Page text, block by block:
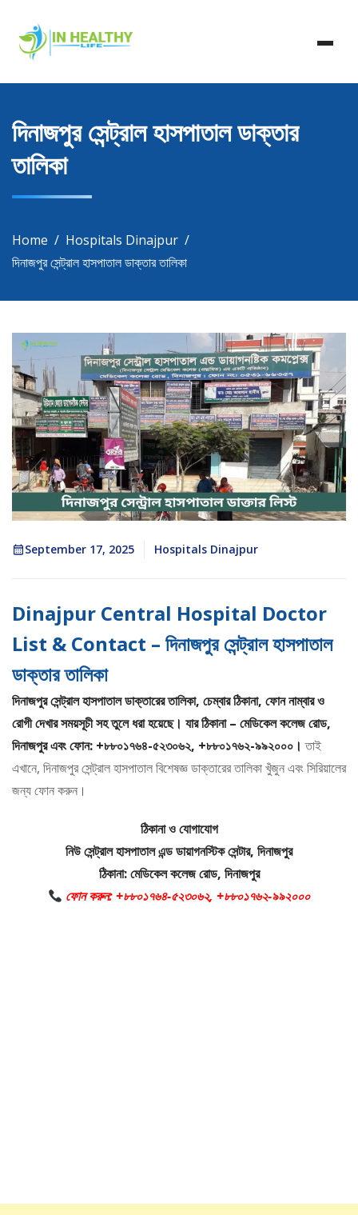
content
In Healthy Life
In Healthy Life, Healthy Life, Health Life, Doctor List,
Doctor Listing
দিনাজপুর সেন্ট্রাল হাসপাতাল ডাক্তার
তালিকা
Home
Hospitals Dinajpur
দিনাজপুর সেন্ট্রাল হাসপাতাল ডাক্তার তালিকা
September 17, 2025 Hospitals Dinajpur
Dinajpur Central Hospital Doctor
List & Contact – দিনাজপুর সেন্ট্রাল হাসপাতাল
ডাক্তার তালিকা
দিনাজপুর সেন্ট্রাল হাসপাতাল ডাক্তারের তালিকা, চেম্বার ঠিকানা, ফোন নাম্বার ও
রোগী দেখার সময়সূচী সহ তুলে ধরা হয়েছে। যার ঠিকানা – মেডিকেল কলেজ রোড,
দিনাজপুর এবং ফোন: +৮৮০১৭৬৪-৫২৩০৬২, +৮৮০১৭৬২-৯৯২০০০। তাই
এখানে, দিনাজপুর সেন্ট্রাল হাসপাতাল বিশেষজ্ঞ ডাক্তারের তালিকা খুঁজুন এবং সিরিয়ালের
জন্য ফোন করুন।
ঠিকানা ও যোগাযোগ
নিউ সেন্ট্রাল হাসপাতাল এন্ড ডায়াগনস্টিক সেন্টার, দিনাজপুর
ঠিকানা: মেডিকেল কলেজ রোড, দিনাজপুর
ফোন করুন: +৮৮০১৭৬৪-৫২৩০৬২, +৮৮০১৭৬২-৯৯২০০০